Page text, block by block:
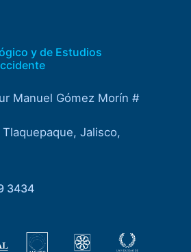
y de Estudios
Manuel Gómez Morín #
Jalisco,
3434